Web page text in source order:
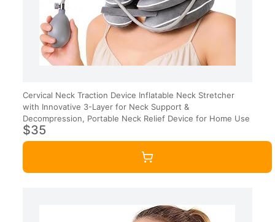
Cervical Neck Traction Device Inflatable Neck Stretcher
with Innovative 3-Layer for Neck Support &
Decompression, Portable Neck Relief Device for Home Use
$35